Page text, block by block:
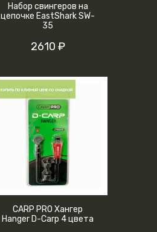
Набор свингеров на
цепочке EastShark SW-
35
2610 ₽
КУПИТЬ ПО КЛУБНОЙ ЦЕНЕ СО СКИДКОЙ
CARP PRO Хангер
Hanger D-Carp 4 цвета